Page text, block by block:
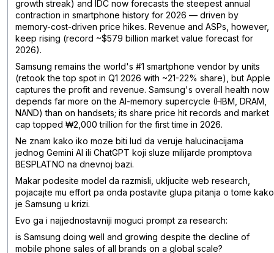
growth streak) and IDC now forecasts the steepest annual
contraction in smartphone history for 2026 — driven by
memory-cost-driven price hikes. Revenue and ASPs, however,
keep rising (record ~$579 billion market value forecast for
2026).
Samsung remains the world's #1 smartphone vendor by units
(retook the top spot in Q1 2026 with ~21-22% share), but Apple
captures the profit and revenue. Samsung's overall health now
depends far more on the AI-memory supercycle (HBM, DRAM,
NAND) than on handsets; its share price hit records and market
cap topped ₩2,000 trillion for the first time in 2026.
Ne znam kako iko moze biti lud da veruje halucinacijama
jednog Gemini AI ili ChatGPT koji sluze milijarde promptova
BESPLATNO na dnevnoj bazi.
Makar podesite model da razmisli, ukljucite web research,
pojacajte mu effort pa onda postavite glupa pitanja o tome kako
je Samsung u krizi.
Evo ga i najjednostavniji moguci prompt za research:
is Samsung doing well and growing despite the decline of
mobile phone sales of all brands on a global scale?